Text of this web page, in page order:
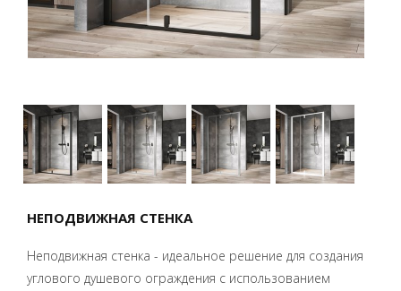
НЕПОДВИЖНАЯ СТЕНКА
Неподвижная стенка - идеальное решение для создания
углового душевого ограждения с использованием